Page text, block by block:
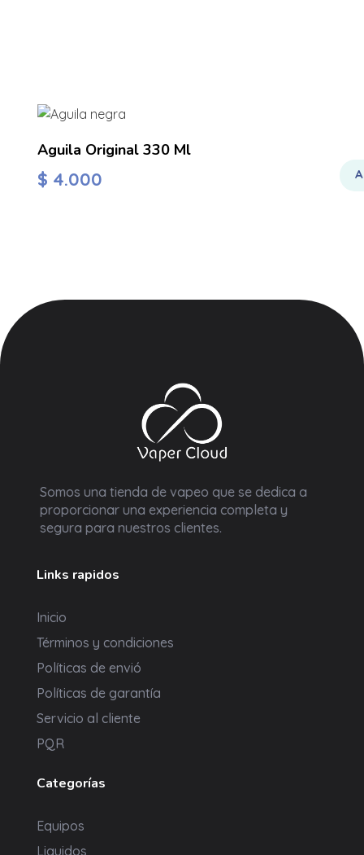
Aguila Original 330 Ml
$ 4.000
Somos una tienda de vapeo que se dedica a
proporcionar una experiencia completa y
segura para nuestros clientes.
Links rapidos
Inicio
Términos y condiciones
Políticas de envió
Políticas de garantía
Servicio al cliente
PQR
Categorías
Equipos
Liquidos